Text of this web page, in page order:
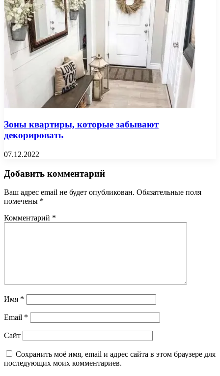
Зоны квартиры, которые забывают
декорировать
07.12.2022
Добавить комментарий
Ваш адрес email не будет опубликован. Обязательные поля
помечены *
Комментарий *
Имя *
Email *
Сайт
Сохранить моё имя, email и адрес сайта в этом браузере для
последующих моих комментариев.